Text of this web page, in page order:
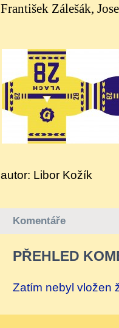
František Zálešák,
autor: Libor Kožík
Komentáře
PŘEHLED
Zatím nebyl vložen